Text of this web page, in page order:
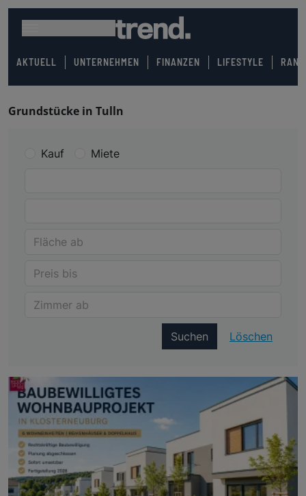
AKTUELL UNTERNEHMEN FINANZEN LIFESTYLE
Grundstücke in Tulln
Kauf Miete
Suchen Löschen